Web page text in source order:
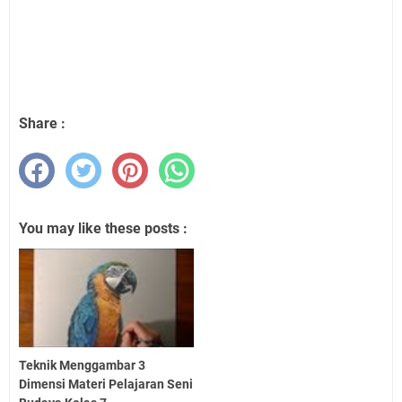
Share :
You may like these posts :
Teknik Menggambar 3
Dimensi Materi Pelajaran Seni